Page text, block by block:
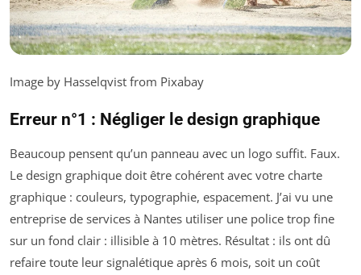
Image by Hasselqvist from Pixabay
Erreur n°1 : Négliger le design graphique
Beaucoup pensent qu’un panneau avec un logo suffit. Faux.
Le design graphique doit être cohérent avec votre charte
graphique : couleurs, typographie, espacement. J’ai vu une
entreprise de services à Nantes utiliser une police trop fine
sur un fond clair : illisible à 10 mètres. Résultat : ils ont dû
refaire toute leur signalétique après 6 mois, soit un coût